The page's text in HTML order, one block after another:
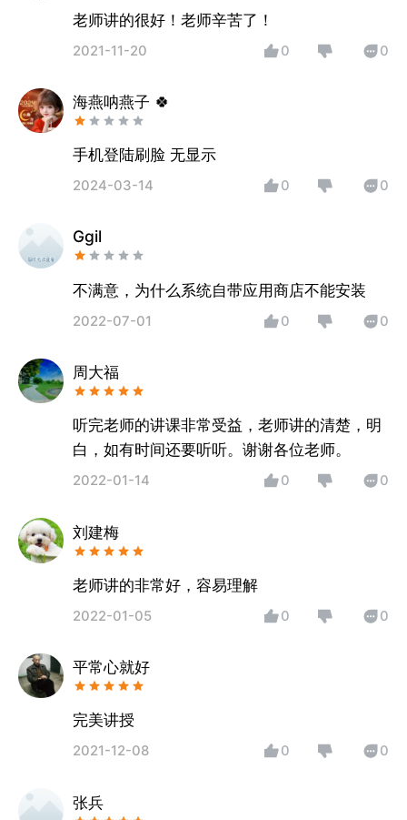
老师讲的很好！老师辛苦了！
2021-11-20 0 0
海燕呐燕子 🍀
手机登陆刷脸 无显示
2024-03-14 0 0
Ggil
不满意，为什么系统自带应用商店不能安装
2022-07-01 0 0
周大福
听完老师的讲课非常受益，老师讲的清楚，明
白，如有时间还要听听。谢谢各位老师。
2022-01-14 0 0
刘建梅
老师讲的非常好，容易理解
2022-01-05 0 0
平常心就好
2021-12-08 0 0
张兵